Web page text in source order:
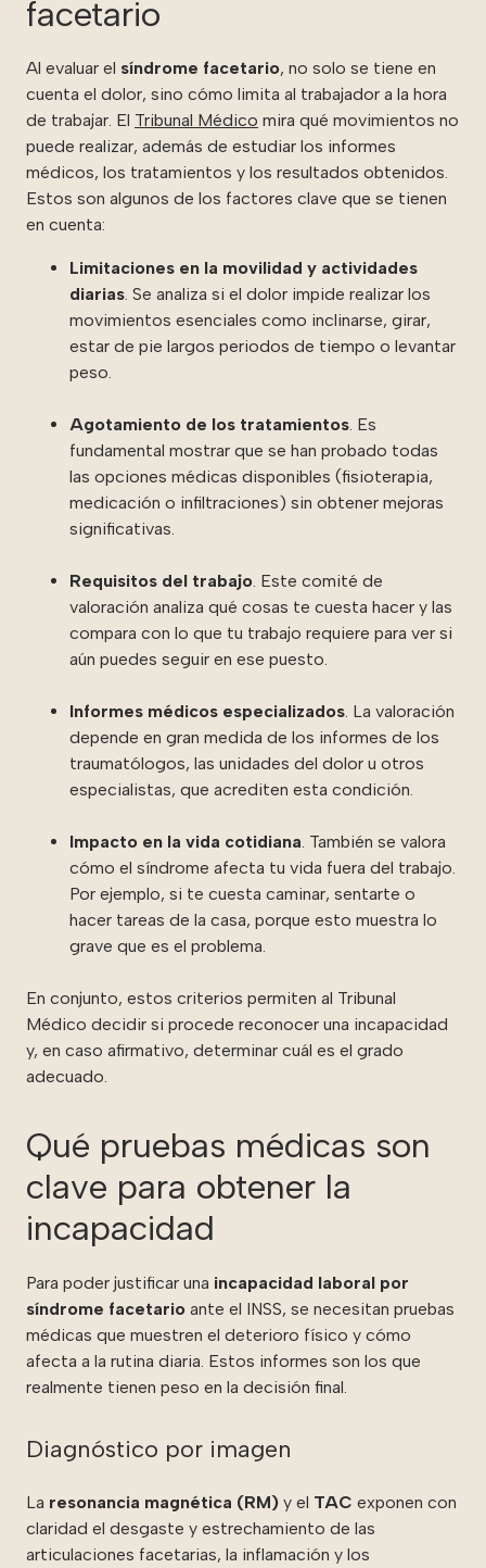
facetario
Al evaluar el síndrome facetario, no solo se tiene en
cuenta el dolor, sino cómo limita al trabajador a la hora
de trabajar. El Tribunal Médico mira qué movimientos no
puede realizar, además de estudiar los informes
médicos, los tratamientos y los resultados obtenidos.
Estos son algunos de los factores clave que se tienen
en cuenta:
Limitaciones en la movilidad y actividades
diarias. Se analiza si el dolor impide realizar los
movimientos esenciales como inclinarse, girar,
estar de pie largos periodos de tiempo o levantar
peso.
Agotamiento de los tratamientos. Es
fundamental mostrar que se han probado todas
las opciones médicas disponibles (fisioterapia,
medicación o infiltraciones) sin obtener mejoras
significativas.
Requisitos del trabajo. Este comité de
valoración analiza qué cosas te cuesta hacer y las
compara con lo que tu trabajo requiere para ver si
aún puedes seguir en ese puesto.
Informes médicos especializados. La valoración
depende en gran medida de los informes de los
traumatólogos, las unidades del dolor u otros
especialistas, que acrediten esta condición.
Impacto en la vida cotidiana. También se valora
cómo el síndrome afecta tu vida fuera del trabajo.
Por ejemplo, si te cuesta caminar, sentarte o
hacer tareas de la casa, porque esto muestra lo
grave que es el problema.
En conjunto, estos criterios permiten al Tribunal
Médico decidir si procede reconocer una incapacidad
y, en caso afirmativo, determinar cuál es el grado
adecuado.
Qué pruebas médicas son
clave para obtener la
incapacidad
Para poder justificar una incapacidad laboral por
síndrome facetario ante el INSS, se necesitan pruebas
médicas que muestren el deterioro físico y cómo
afecta a la rutina diaria. Estos informes son los que
realmente tienen peso en la decisión final.
Diagnóstico por imagen
La resonancia magnética (RM) y el TAC exponen con
claridad el desgaste y estrechamiento de las
articulaciones facetarias, la inflamación y los